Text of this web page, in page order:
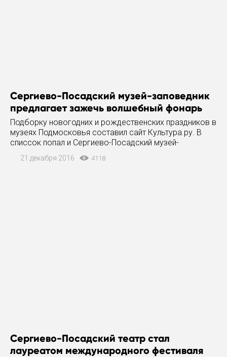
Сергиево-Посадский музей-заповедник
предлагает зажечь волшебный фонарь
Подборку новогодних и рождественских праздников в
музеях Подмосковья составил сайт Культура.ру. В
списсок попал и Сергиево-Посадский музей-
заповедник, который приглашает гостей отправиться
в Старинный особняк, где их ожидают увлекательные
21 декабря 2016 4118
Сергиево-Посадский театр стал
лауреатом международного фестиваля